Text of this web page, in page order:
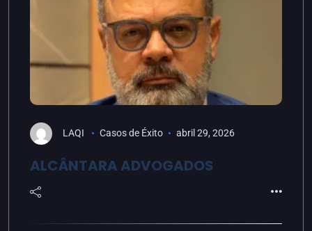
LAQI Casos de Éxito abril 29, 2026
ALCÂNTARA ADVOGADOS